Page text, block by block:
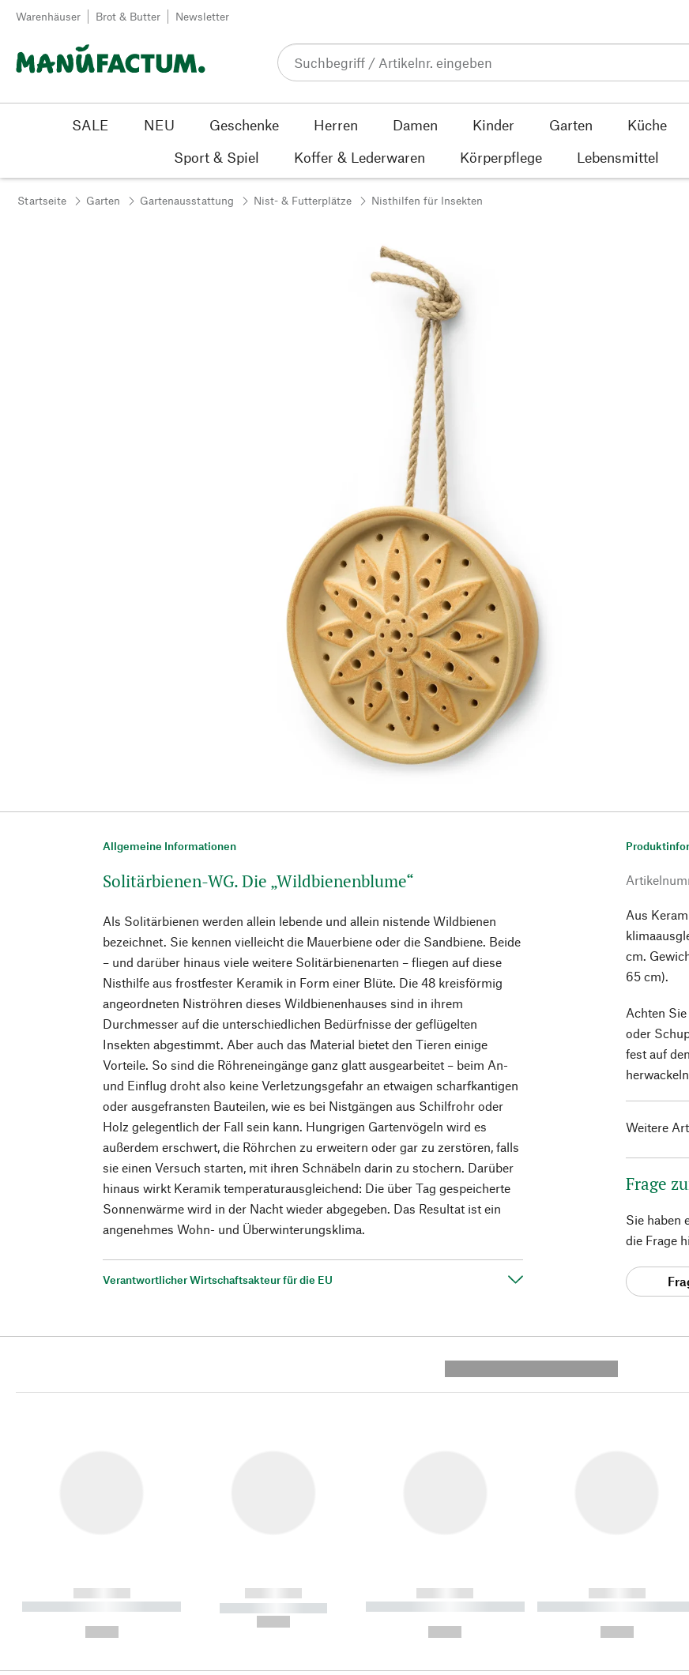
Zum Inhalt springen
Warenhäuser Brot & Butter Newsletter
SALE NEU Geschenke Herren Damen Kinder Garten Küche
Sport & Spiel
Koffer & Lederwaren Körperpflege Lebensmittel
Startseite Garten Gartenausstattung Nist- & Futterplätze Nisthilfen für Insekten
Allgemeine Informationen
Solitärbienen-WG. Die „Wildbienenblume“
Als Solitärbienen werden allein lebende und allein nistende Wildbienen
bezeichnet. Sie kennen vielleicht die Mauerbiene oder die Sandbiene. Beide
– und darüber hinaus viele weitere Solitärbienenarten – fliegen auf diese
Nisthilfe aus frostfester Keramik in Form einer Blüte. Die 48 kreisförmig
angeordneten Niströhren dieses Wildbienenhauses sind in ihrem
Durchmesser auf die unterschiedlichen Bedürfnisse der geflügelten
Insekten abgestimmt. Aber auch das Material bietet den Tieren einige
Vorteile. So sind die Röhreneingänge ganz glatt ausgearbeitet – beim An-
und Einflug droht also keine Verletzungsgefahr an etwaigen scharfkantigen
oder ausgefransten Bauteilen, wie es bei Nistgängen aus Schilfrohr oder
Holz gelegentlich der Fall sein kann. Hungrigen Gartenvögeln wird es
außerdem erschwert, die Röhrchen zu erweitern oder gar zu zerstören, falls
sie einen Versuch starten, mit ihren Schnäbeln darin zu stochern. Darüber
hinaus wirkt Keramik temperaturausgleichend: Die über Tag gespeicherte
Sonnenwärme wird in der Nacht wieder abgegeben. Das Resultat ist ein
angenehmes Wohn- und Überwinterungsklima.
Verantwortlicher Wirtschaftsakteur für die EU
Aus
cm.
65 cm).
Achten
oder
fest auf
Weitere
Frage
Sie haben
die Frage
------------
----------- ----------- ----------
------------
----------- -----------
------------
----------- ----------- ----------
------------
----------- -----------